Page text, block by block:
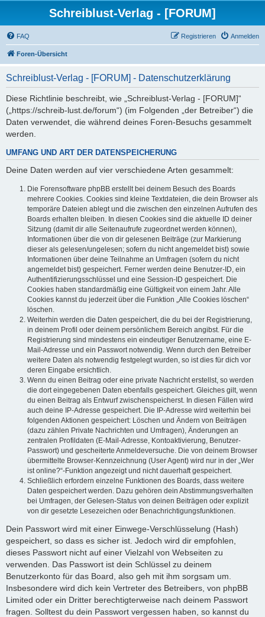
Schreiblust-Verlag - [FORUM]
FAQ Anmelden
Registrieren
Foren-Übersicht
Schreiblust-Verlag - [FORUM] - Datenschutzerklärung
Diese Richtlinie beschreibt, wie „Schreiblust-Verlag - [FORUM]“
(„https://schreib-lust.de/forum“) (im Folgenden „der Betreiber“) die
Daten verwendet, die während deines Foren-Besuchs gesammelt
werden.
UMFANG UND ART DER DATENSPEICHERUNG
Deine Daten werden auf vier verschiedene Arten gesammelt:
Die Forensoftware phpBB erstellt bei deinem Besuch des Boards
mehrere Cookies. Cookies sind kleine Textdateien, die dein Browser als
temporäre Dateien ablegt und die zwischen den einzelnen Aufrufen des
Boards erhalten bleiben. In diesen Cookies sind die aktuelle ID deiner
Sitzung (damit dir alle Seitenaufrufe zugeordnet werden können),
Informationen über die von dir gelesenen Beiträge (zur Markierung
dieser als gelesen/ungelesen; sofern du nicht angemeldet bist) sowie
Informationen über deine Teilnahme an Umfragen (sofern du nicht
angemeldet bist) gespeichert. Ferner werden deine Benutzer-ID, ein
Authentifizierungsschlüssel und eine Session-ID gespeichert. Die
Cookies haben standardmäßig eine Gültigkeit von einem Jahr. Alle
Cookies kannst du jederzeit über die Funktion „Alle Cookies löschen“
löschen.
Weiterhin werden die Daten gespeichert, die du bei der Registrierung,
in deinem Profil oder deinem persönlichem Bereich angibst. Für die
Registrierung sind mindestens ein eindeutiger Benutzername, eine E-
Mail-Adresse und ein Passwort notwendig. Wenn durch den Betreiber
weitere Daten als notwendig festgelegt wurden, so ist dies für dich vor
deren Eingabe ersichtlich.
Wenn du einen Beitrag oder eine private Nachricht erstellst, so werden
die dort eingegebenen Daten ebenfalls gespeichert. Gleiches gilt, wenn
du einen Beitrag als Entwurf zwischenspeicherst. In diesen Fällen wird
auch deine IP-Adresse gespeichert. Die IP-Adresse wird weiterhin bei
folgenden Aktionen gespeichert: Löschen und Ändern von Beiträgen
(dazu zählen Private Nachrichten und Umfragen), Änderungen an
zentralen Profildaten (E-Mail-Adresse, Kontoaktivierung, Benutzer-
Passwort) und gescheiterte Anmeldeversuche. Die von deinem Browser
übermittelte Browser-Kennzeichnung (User Agent) wird nur in der „Wer
ist online?“-Funktion angezeigt und nicht dauerhaft gespeichert.
Schließlich erfordern einzelne Funktionen des Boards, dass weitere
Daten gespeichert werden. Dazu gehören dein Abstimmungsverhalten
bei Umfragen, der Gelesen-Status von deinen Beiträgen oder explizit
von dir gesetzte Lesezeichen oder Benachrichtigungsfunktionen.
Dein Passwort wird mit einer Einwege-Verschlüsselung (Hash)
gespeichert, so dass es sicher ist. Jedoch wird dir empfohlen,
dieses Passwort nicht auf einer Vielzahl von Webseiten zu
verwenden. Das Passwort ist dein Schlüssel zu deinem
Benutzerkonto für das Board, also geh mit ihm sorgsam um.
Insbesondere wird dich kein Vertreter des Betreibers, von phpBB
Limited oder ein Dritter berechtigterweise nach deinem Passwort
fragen. Solltest du dein Passwort vergessen haben, so kannst du